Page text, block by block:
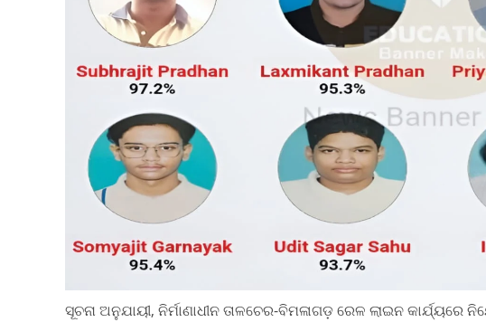
ସୂଚନା ଅନୁଯାୟୀ, ନିର୍ମାଣାଧୀନ ତାଳଚେର-ବିମଳାଗଡ଼ ରେଳ ଲାଇନ